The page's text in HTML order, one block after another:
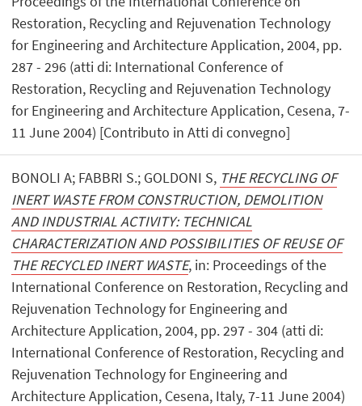
Restoration, Recycling and Rejuvenation Technology
for Engineering and Architecture Application, 2004, pp.
287 - 296 (atti di: International Conference of
Restoration, Recycling and Rejuvenation Technology
for Engineering and Architecture Application, Cesena, 7-
11 June 2004) [Contributo in Atti di convegno]
BONOLI A; FABBRI S.; GOLDONI S, THE RECYCLING OF
INERT WASTE FROM CONSTRUCTION, DEMOLITION
AND INDUSTRIAL ACTIVITY: TECHNICAL
CHARACTERIZATION AND POSSIBILITIES OF REUSE OF
THE RECYCLED INERT WASTE, in: Proceedings of the
International Conference on Restoration, Recycling and
Rejuvenation Technology for Engineering and
Architecture Application, 2004, pp. 297 - 304 (atti di:
International Conference of Restoration, Recycling and
Rejuvenation Technology for Engineering and
Architecture Application, Cesena, Italy, 7-11 June 2004)